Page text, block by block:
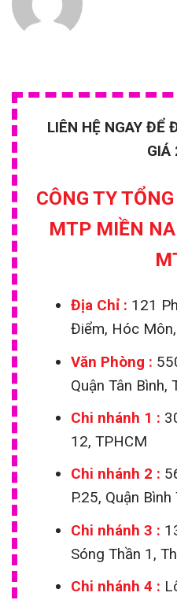
LIÊN HỆ NGAY ĐỂ
GIÁ
CÔNG TY
MTP MIỀN
Địa Chỉ : 121
Điểm, Hóc
Văn Phòng :
Quận Tân Bình,
Chi nhánh 1 :
12, TPHCM
Chi nhánh 2 :
P.25, Quận
Chi nhánh 3 :
Sóng Thần 1,
Chi nhánh 4 :